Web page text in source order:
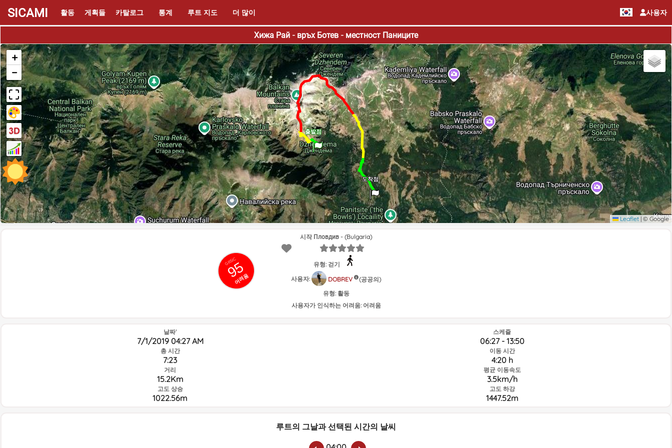
사용자
SICAMI 활동 게획들 카탈로그 통계 루트 지도 더 많이
Хижа Рай - връх Ботев - местност Паниците
출발점
도착점
+
−
Leaflet | © Google
GRSIC
95
어려움
시작 Пловдив - (Bulgaria)
유형: 걷기
사용자:
DOBREV
(공공의)
유형: 활동
사용자가 인식하는 어려움: 어려움
날짜'
7/1/2019 04:27 AM
총 시간
7:23
거리
15.2Km
고도 상승
1022.56m
스케쥴
06:27 - 13:50
이동 시간
4:20 h
평균 이동속도
3.5km/h
고도 하강
1447.52m
루트의 그날과 선택된 시간의 날씨